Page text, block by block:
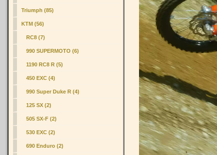
Triumph (85)
KTM (56)
RC8 (7)
990 SUPERMOTO (6)
1190 RC8 R (5)
450 EXC (4)
990 Super Duke R (4)
125 SX (2)
505 SX-F (2)
530 EXC (2)
690 Enduro (2)